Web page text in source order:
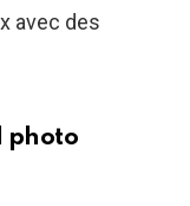
avec des
photo